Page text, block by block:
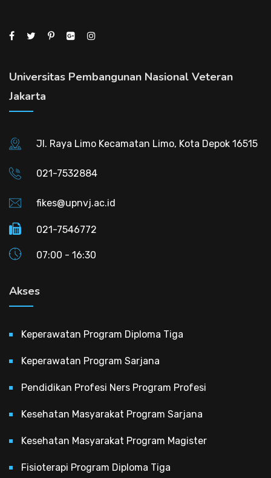
Universitas Pembangunan Nasional Veteran
Jakarta
Jl. Raya Limo Kecamatan Limo, Kota Depok 16515
021-7532884
fikes@upnvj.ac.id
021-7546772
07:00 - 16:30
Akses
Keperawatan Program Diploma Tiga
Keperawatan Program Sarjana
Pendidikan Profesi Ners Program Profesi
Kesehatan Masyarakat Program Sarjana
Kesehatan Masyarakat Program Magister
Fisioterapi Program Diploma Tiga